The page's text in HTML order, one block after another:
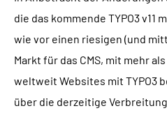
die das kommende TYPO3 v11
wie vor einen riesigen (und
Markt für das CMS, mit mehr
weltweit Websites mit TYPO3
über die derzeitige